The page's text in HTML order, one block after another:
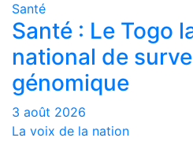
Santé
Santé : Le Togo
national de
génomique
3 août 2026
La voix de la nation